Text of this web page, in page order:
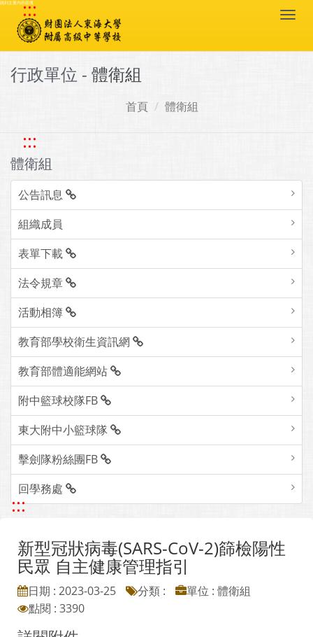
跳到主要內容區塊
:::
行政單位 - 體衛組
首頁 體衛組
:::
體衛組
公告訊息
組織成員
表單下載
法令規章
活動相簿
教育部學校衛生資訊網
教育部體適能網站
附中籃球校隊FB
東大附中小籃球隊
擊劍隊粉絲團FB
回學務處
:::
新型冠狀病毒(SARS-CoV-2)篩檢陽性
民眾 自主健康管理指引
日期 : 2023-03-25 分類 :
單位 : 體衛組
點閱 : 3390